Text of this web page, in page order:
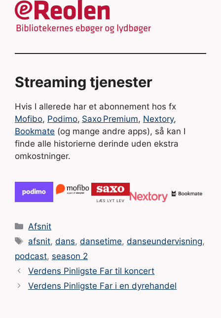
Streaming tjenester
Hvis I allerede har et abonnement hos fx
Mofibo, Podimo, Saxo Premium, Nextory,
Bookmate (og mange andre apps), så kan I
finde alle historierne derinde uden ekstra
omkostninger.
Kategorier
Afsnit
Tags
afsnit,dans,dansetime,danseundervisning,
podcast, season 2
Verdens Pinligste Far til koncert
Verdens Pinligste Far i en dyrehandel